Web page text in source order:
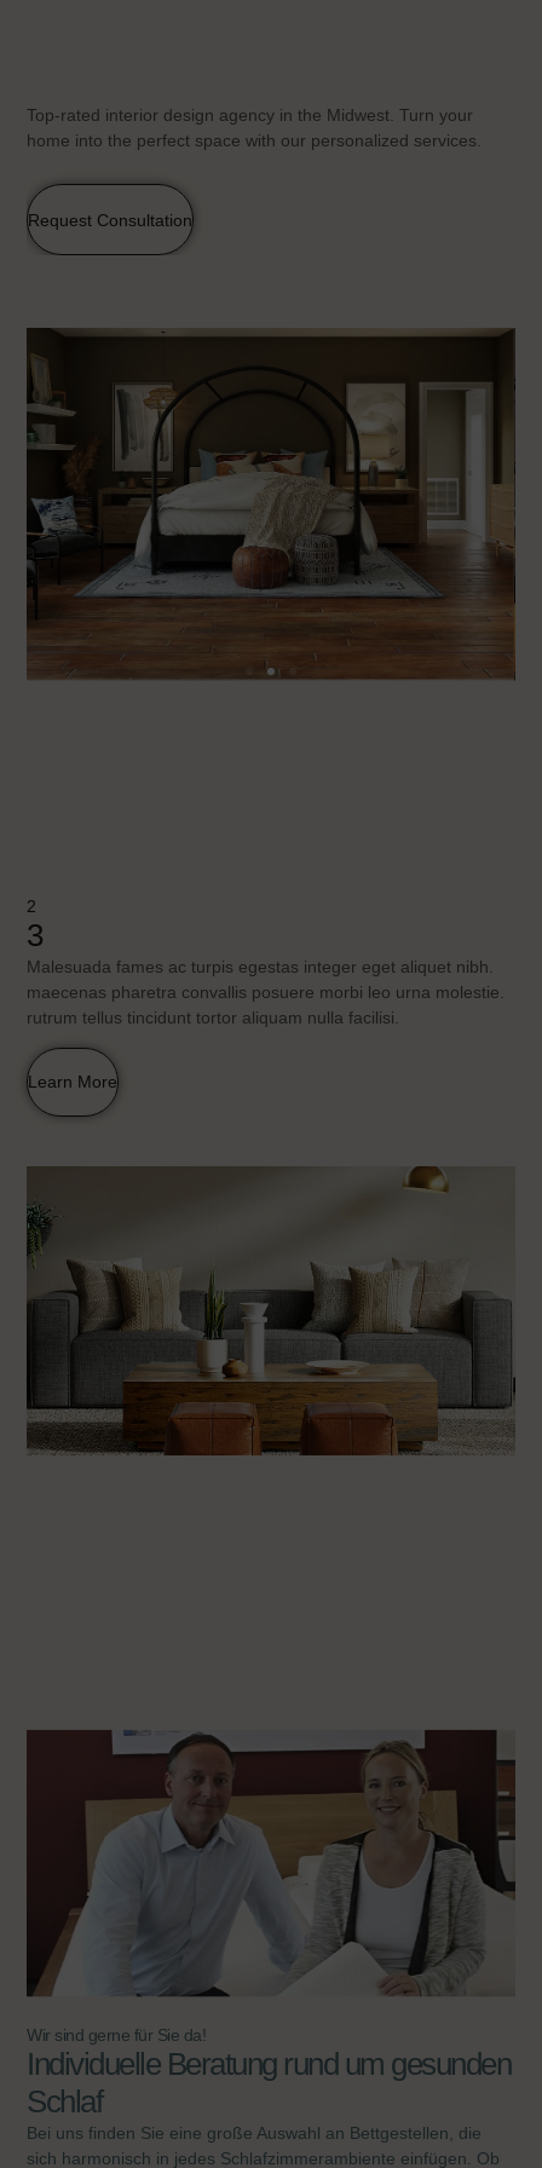
Top-rated interior design agency in the Midwest. Turn your
home into the perfect space with our personalized services.
Request Consultation
2
3
Malesuada fames ac turpis egestas integer eget aliquet nibh.
maecenas pharetra convallis posuere morbi leo urna molestie.
rutrum tellus tincidunt tortor aliquam nulla facilisi.
Learn More
Wir sind gerne für Sie da!
Individuelle Beratung rund um gesunden
Schlaf
Bei uns finden Sie eine große Auswahl an Bettgestellen , die
sich harmonisch in jedes Schlafzimmerambiente einfügen. Ob